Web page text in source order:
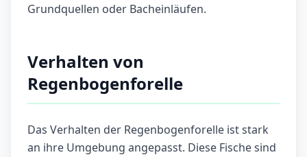
Grundquellen oder Bacheinläufen.
Verhalten von
Regenbogenforelle
Das Verhalten der Regenbogenforelle ist stark
an ihre Umgebung angepasst. Diese Fische sind